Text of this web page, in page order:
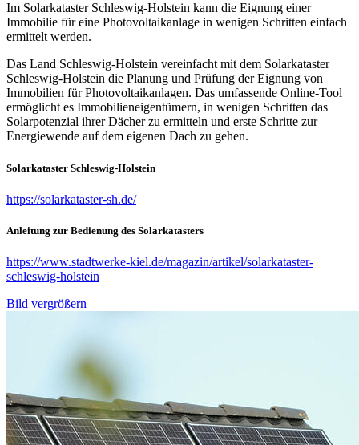
Im Solarkataster Schleswig-Holstein kann die Eignung einer
Immobilie für eine Photovoltaikanlage in wenigen Schritten einfach
ermittelt werden.
Das Land Schleswig-Holstein vereinfacht mit dem Solarkataster
Schleswig-Holstein die Planung und Prüfung der Eignung von
Immobilien für Photovoltaikanlagen. Das umfassende Online-Tool
ermöglicht es Immobilieneigentümern, in wenigen Schritten das
Solarpotenzial ihrer Dächer zu ermitteln und erste Schritte zur
Energiewende auf dem eigenen Dach zu gehen.
Solarkataster Schleswig-Holstein
https://solarkataster-sh.de/
Anleitung zur Bedienung des Solarkatasters
https://www.stadtwerke-kiel.de/magazin/artikel/solarkataster-
schleswig-holstein
Bild vergrößern